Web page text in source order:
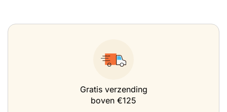
Gratis verzending
boven €125